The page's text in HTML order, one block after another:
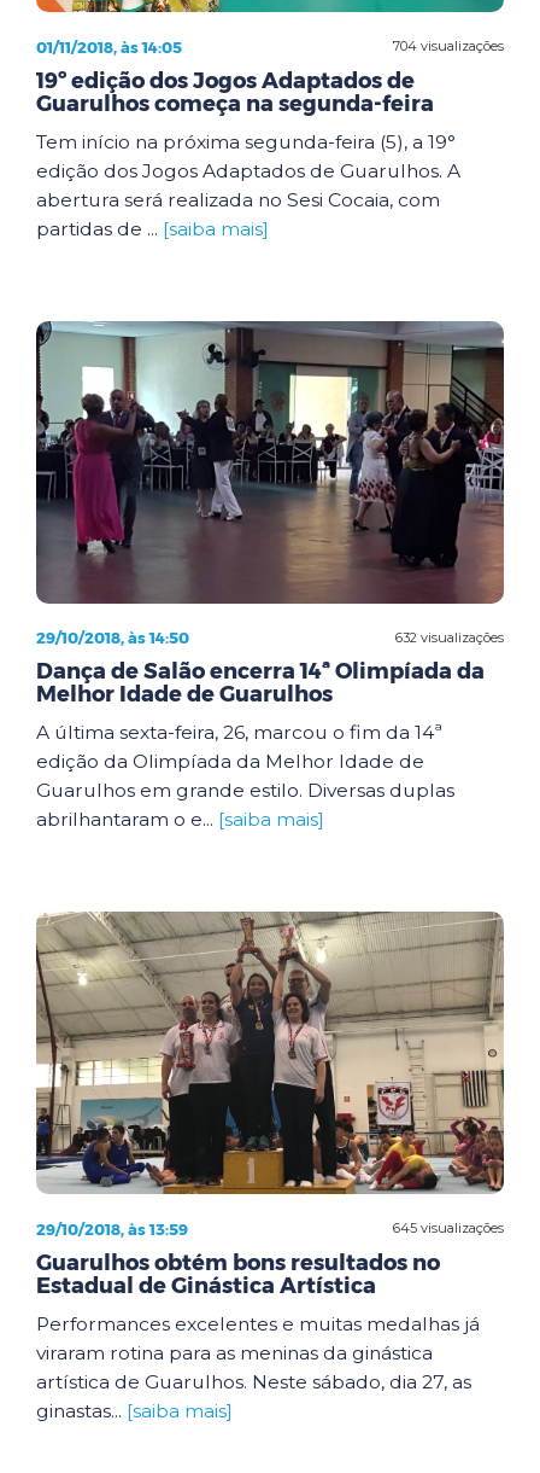
704 visualizações
01/11/2018, às 14:05
19º edição dos Jogos Adaptados de
Guarulhos começa na segunda-feira
Tem início na próxima segunda-feira (5), a 19°
edição dos Jogos Adaptados de Guarulhos. A
abertura será realizada no Sesi Cocaia, com
partidas de ... [saiba mais]
632 visualizações
29/10/2018, às 14:50
Dança de Salão encerra 14ª Olimpíada da
Melhor Idade de Guarulhos
A última sexta-feira, 26, marcou o fim da 14ª
edição da Olimpíada da Melhor Idade de
Guarulhos em grande estilo. Diversas duplas
abrilhantaram o e... [saiba mais]
645 visualizações
29/10/2018, às 13:59
Guarulhos obtém bons resultados no
Estadual de Ginástica Artística
Performances excelentes e muitas medalhas já
viraram rotina para as meninas da ginástica
artística de Guarulhos. Neste sábado, dia 27, as
ginastas... [saiba mais]